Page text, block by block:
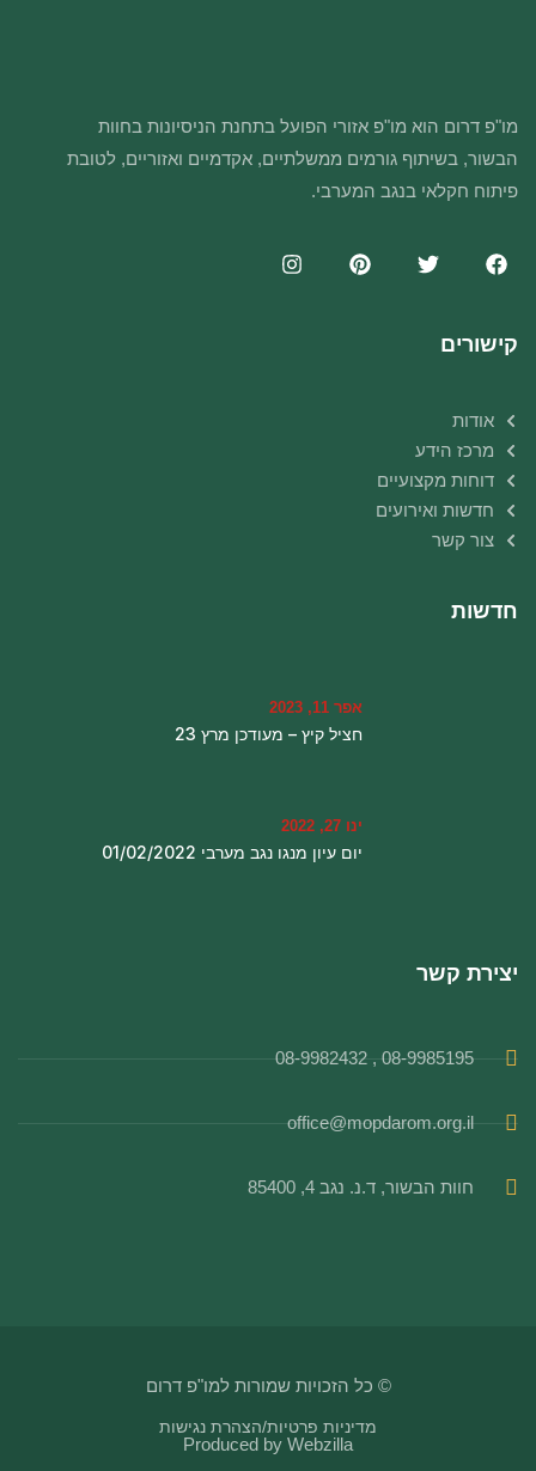
מו"פ דרום הוא מו"פ אזורי הפועל בתחנת הניסיונות בחוות
הבשור, בשיתוף גורמים ממשלתיים, אקדמיים ואזוריים, לטובת
פיתוח חקלאי בנגב המערבי.
קישורים
אודות
מרכז הידע
דוחות מקצועיים
חדשות ואירועים
צור קשר
חדשות
אפר 11, 2023
חציל קיץ – מעודכן מרץ 23
ינו 27, 2022
יום עיון מנגו נגב מערבי 01/02/2022
יצירת קשר
08-9985195 , 08-9982432
office@mopdarom.org.il
חוות הבשור, ד.נ. נגב 4, 85400
© כל הזכויות שמורות למו"פ דרום
מדיניות פרטיות/הצהרת נגישות
Produced by Webzilla